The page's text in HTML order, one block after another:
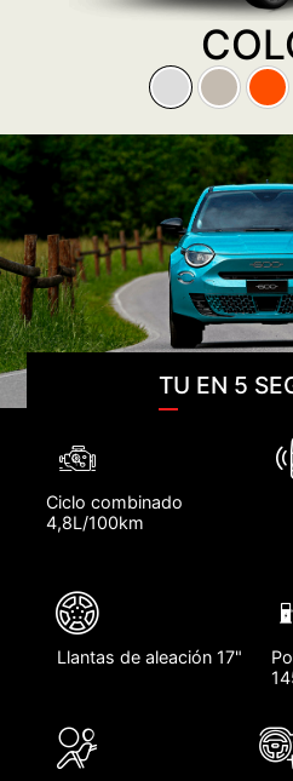
TU EN 5
Ciclo combinado
4,8L/100km
Llantas de aleación 17"